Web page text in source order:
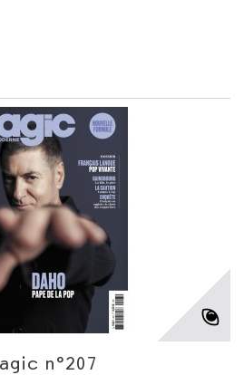
n°207